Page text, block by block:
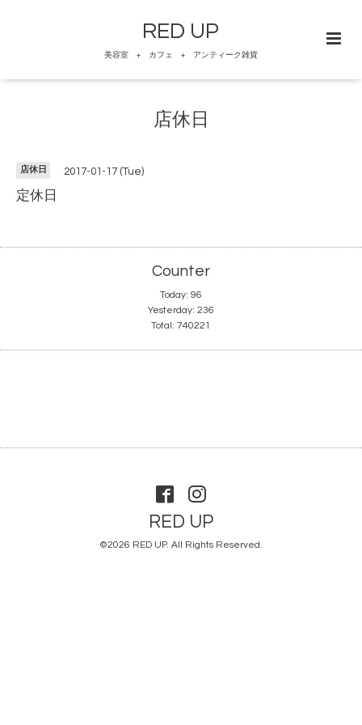
RED UP
美容室 + カフェ + アンティーク雑貨
店休日
店休日 2017-01-17 (Tue)
定休日
Counter
Today: 96
Yesterday: 236
Total: 740221
RED UP
©2026 RED UP. All Rights Reserved.